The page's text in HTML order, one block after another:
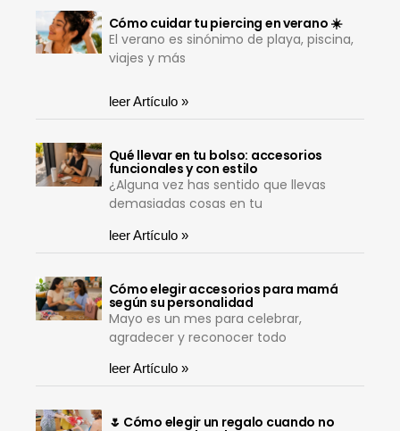
Cómo cuidar tu piercing en verano ☀️
El verano es sinónimo de playa, piscina,
viajes y más
leer Artículo »
Qué llevar en tu bolso: accesorios
funcionales y con estilo
¿Alguna vez has sentido que llevas
demasiadas cosas en tu
leer Artículo »
Cómo elegir accesorios para mamá
según su personalidad
Mayo es un mes para celebrar,
agradecer y reconocer todo
leer Artículo »
🌷 Cómo elegir un regalo cuando no